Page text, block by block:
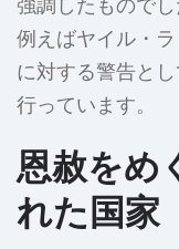
強調したもので
例えばヤイル・
に対する警告と
行っています。
恩赦をめ
れた国家